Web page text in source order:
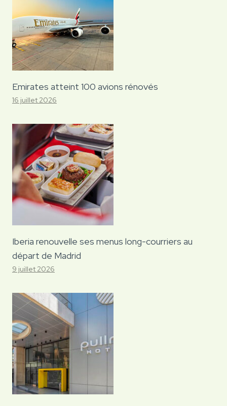
Emirates atteint 100 avions rénovés
16 juillet 2026
Iberia renouvelle ses menus long-courriers au
départ de Madrid
9 juillet 2026